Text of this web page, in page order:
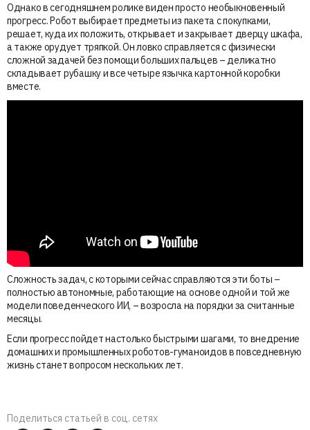
Однако в сегодняшнем ролике виден просто необыкновенный
прогресс. Робот выбирает предметы из пакета с покупками,
решает, куда их положить, открывает и закрывает дверцу шкафа,
а также орудует тряпкой. Он ловко справляется с физически
сложной задачей без помощи больших пальцев – деликатно
складывает рубашку и все четыре язычка картонной коробки
вместе.
Сложность задач, с которыми сейчас справляются эти боты –
полностью автономные, работающие на основе одной и той же
модели поведенческого ИИ, – возросла на порядки за считанные
месяцы.
Если прогресс пойдет настолько быстрыми шагами, то внедрение
домашних и промышленных роботов-гуманоидов в повседневную
жизнь станет вопросом нескольких лет.
Поделиться статьей в соц. сетях